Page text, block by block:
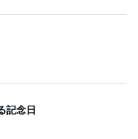
記念日